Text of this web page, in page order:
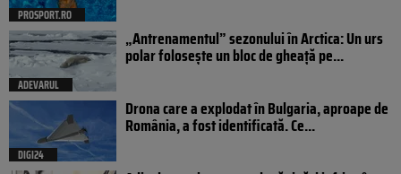
PROSPORT.RO
ADEVARUL
„Antrenamentul” sezonului în Arctica: Un urs
polar folosește un bloc de gheață pe...
DIGI24
Drona care a explodat în Bulgaria, aproape de
România, a fost identificată. Ce...